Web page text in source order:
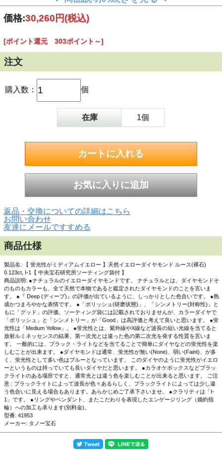
▲正面画像 白い背景で撮影しました。
▲正面画像 黒い背景で撮影しました。
▲蛍光性画像です。黒い背景でブラックライトの元で撮影し
ました。
価格:30,260円(税込)
[ポイント還元 303ポイント～]
注文
購入数： 個
在庫 1個
返品・交換についての詳細はこちら
お問い合わせ
友達にメールですすめる
商品仕様
製品名: 【 蛍光性がミディアムイエロー 】天然イエローダイヤモンド ルース(裸石)
0.123ct, I-1【 中央宝石研究所ソーティング袋付 】
商品説明: ●ナチュラルのイエローダイヤモンドです。 ナチュラルとは、ダイヤモンドそ
のものもカラーも、全て天然で本物であると鑑定されたダイヤモンドのことを言いま
す。 ●『 Deep (ディープ)』の評価が出ているように、しっかりとした色合いです。 ●熟
成かつまろやかな表情です。 ●「ポリッシュ(研磨状態)」、「シンメトリー(対称性)」と
もに「グッド」の評価。ソーティング袋には記載されておりませんが、カラーダイヤで
「ポリッシュ」と「シンメトリー」が「Good」は高評価と考えて良いと思います。 ●蛍
光性は「Medium Yellow」。 ●蛍光性とは、紫外線やX線など波長の短い光線を当てると
放射ルミネッセンスの結果、第一次光とは違った色の第二次光を発する性質を言いま
す。 一般的には、ブラック・ライトなどを当てることで簡単にダイヤなどの蛍光性を楽
しむことが出来ます。 ●ダイヤモンドは通常、蛍光性が無い(None)、弱い(Faint)、が多
く、蛍光性として多い色はブルーとなっています。 このダイヤのように蛍光性がイエロ
ーというものは持っていても良いダイヤだと思います。 ●カラオケボックスなどブラッ
クライトのある場所ですと、通常光とは違う色を楽しむことが出来ると思います。 ご注
意 : ブラックライトによって波長が色々あるらしく、ブラックライトによっては少し違
う色合いに見える場合もあります。あらかじめご了承下さいませ。 ●クラリティは「I-
1」です。 ●リングやペンダント、またこだわりを表現したエンゲージリング（婚約指
輪）への加工も承ります(別料金)。
型番: 41953
メーカー: タノー宝石